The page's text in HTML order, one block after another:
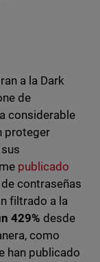
a la Dark
de
considerable
proteger
publicado
contraseñas
filtrado a la
429% desde
como
han publicado